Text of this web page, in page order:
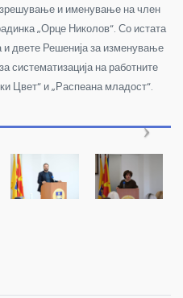
и именување на член
„Орце Николов“. Со истата
и двете Решенија за изменување
систематизација на работните
Цвет“ и „Распеана младост“.